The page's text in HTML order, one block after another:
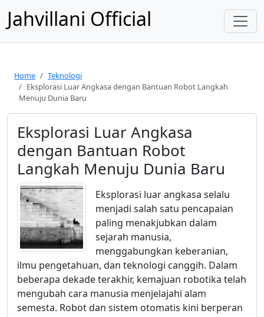
Jahvillani Official
Home
Teknologi
Eksplorasi Luar Angkasa dengan Bantuan Robot Langkah
Menuju Dunia Baru
Eksplorasi Luar Angkasa
dengan Bantuan Robot
Langkah Menuju Dunia Baru
Eksplorasi luar angkasa selalu
menjadi salah satu pencapaian
paling menakjubkan dalam
sejarah manusia,
menggabungkan keberanian,
ilmu pengetahuan, dan teknologi canggih. Dalam
beberapa dekade terakhir, kemajuan robotika telah
mengubah cara manusia menjelajahi alam
semesta. Robot dan sistem otomatis kini berperan